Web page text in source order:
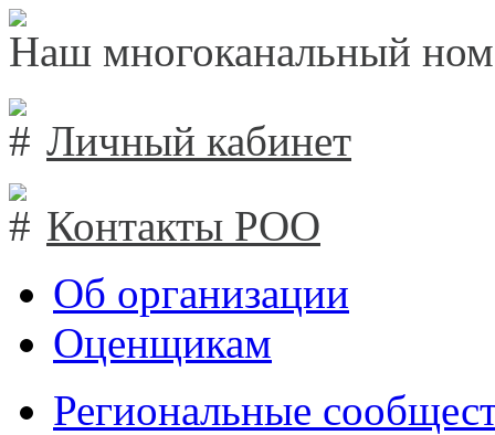
Наш многоканальный
Личный кабинет
Контакты РОО
Об организации
Оценщикам
Региональные